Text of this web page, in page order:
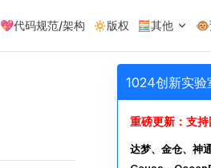
1024创新实验
重磅更新：支
达梦、金仓、神
💖代码规范/架构 🔅版权 🧮其他 🐵